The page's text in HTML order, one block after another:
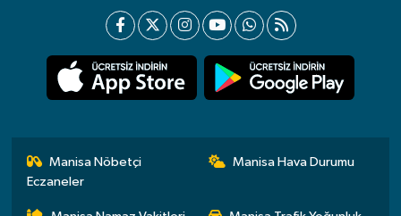
Manisa Nöbetçi
Eczaneler
Manisa Hava Durumu